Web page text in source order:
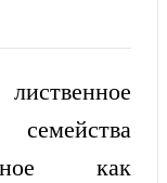
как